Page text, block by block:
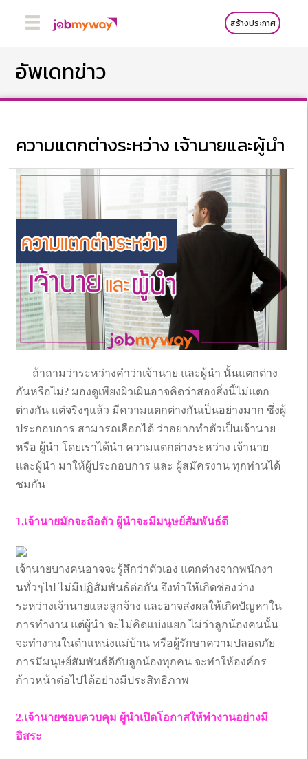
สร้างประกาศ
อัพเดทข่าว
ความแตกต่างระหว่าง เจ้านายและผู้นำ
ถ้าถามว่าระหว่างคำว่าเจ้านาย และผู้นำ นั้นแตกต่าง
กันหรือไม่? มองดูเพียงผิวเผินอาจคิดว่าสองสิ่งนี้ไม่แตก
ต่างกัน แต่จริงๆแล้ว มีความแตกต่างกันเป็นอย่างมาก ซึ่งผู้
ประกอบการ สามารถเลือกได้ ว่าอยากทำตัวเป็นเจ้านาย
หรือ ผู้นำ โดยเราได้นำ ความแตกต่างระหว่าง เจ้านาย
และผู้นำ มาให้ผู้ประกอบการ และ ผู้สมัครงาน ทุกท่านได้
ชมกัน
1.เจ้านายมักจะถือตัว ผู้นำจะมีมนุษย์สัมพันธ์ดี
เจ้านายบางคนอาจจะรู้สึกว่าตัวเอง แตกต่างจากพนักงา
นทั่วๆไป ไม่มีปฏิสัมพันธ์ต่อกัน จึงทำให้เกิดช่องว่าง
ระหว่างเจ้านายและลูกจ้าง และอาจส่งผลให้เกิดปัญหาใน
การทำงาน แต่ผู้นำ จะไม่คิดแบ่งแยก ไม่ว่าลูกน้องคนนั้น
จะทำงานในตำแหน่งแม่บ้าน หรือผู้รักษาความปลอดภัย
การมีมนุษย์สัมพันธ์ดีกับลูกน้องทุกคน จะทำให้องค์กร
ก้าวหน้าต่อไปได้อย่างมีประสิทธิภาพ
2.เจ้านายชอบควบคุม ผู้นำเปิดโอกาสให้ทำงานอย่างมี
อิสระ